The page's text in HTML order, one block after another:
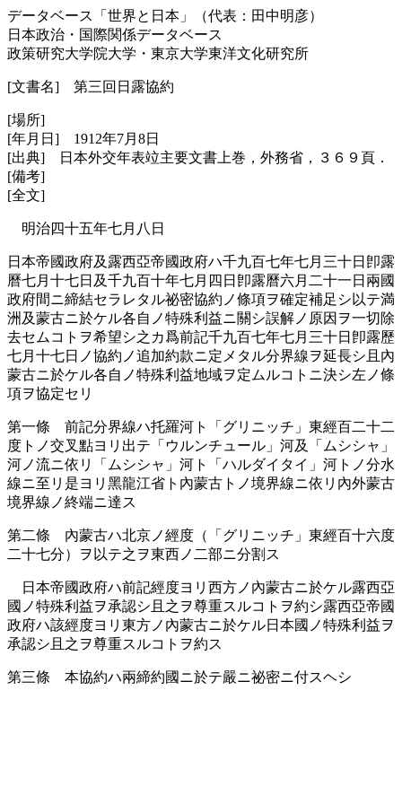
データベース「世界と日本」（代表：田中明彦）
日本政治・国際関係データベース
政策研究大学院大学・東京大学東洋文化研究所
[文書名] 第三回日露協約
[場所]
[年月日] 1912年7月8日
[出典] 日本外交年表竝主要文書上巻，外務省，３６９頁．
[備考]
[全文]
明治四十五年七月八日
日本帝國政府及露西亞帝國政府ハ千九百七年七月三十日卽露
曆七月十七日及千九百十年七月四日卽露曆六月二十一日兩國
政府間ニ締結セラレタル祕密協約ノ條項ヲ確定補足シ以テ満
洲及蒙古ニ於ケル各自ノ特殊利益ニ關シ誤解ノ原因ヲ一切除
去セムコトヲ希望シ之カ爲前記千九百七年七月三十日卽露歷
七月十七日ノ協約ノ追加約款ニ定メタル分界線ヲ延長シ且內
蒙古ニ於ケル各自ノ特殊利益地域ヲ定ムルコトニ決シ左ノ條
項ヲ協定セリ
第一條 前記分界線ハ托羅河ト「グリニッチ」東經百二十二
度トノ交叉點ヨリ出テ「ウルンチュール」河及「ムシシャ」
河ノ流ニ依リ「ムシシャ」河ト「ハルダイタイ」河トノ分水
線ニ至リ是ヨリ黑龍江省ト內蒙古トノ境界線ニ依リ內外蒙古
境界線ノ終端ニ達ス
第二條 內蒙古ハ北京ノ經度（「グリニッチ」東經百十六度
二十七分）ヲ以テ之ヲ東西ノ二部ニ分割ス
日本帝國政府ハ前記經度ヨリ西方ノ內蒙古ニ於ケル露西亞
國ノ特殊利益ヲ承認シ且之ヲ尊重スルコトヲ約シ露西亞帝國
政府ハ該經度ヨリ東方ノ內蒙古ニ於ケル日本國ノ特殊利益ヲ
承認シ且之ヲ尊重スルコトヲ約ス
第三條 本協約ハ兩締約國ニ於テ嚴ニ祕密ニ付スヘシ